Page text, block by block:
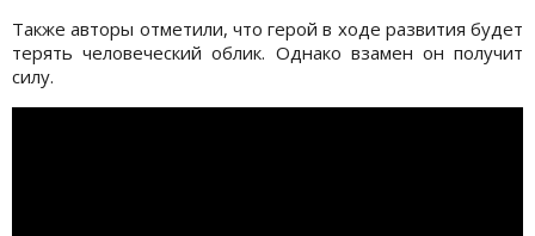
Также авторы отметили, что герой в ходе развития будет
терять человеческий облик. Однако взамен он получит
силу.